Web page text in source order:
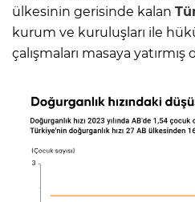
ülkesinin gerisinde kalan
kurum ve kuruluşları ile
çalışmaları masaya